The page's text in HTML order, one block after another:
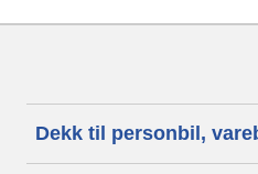
Dekk til personbil,